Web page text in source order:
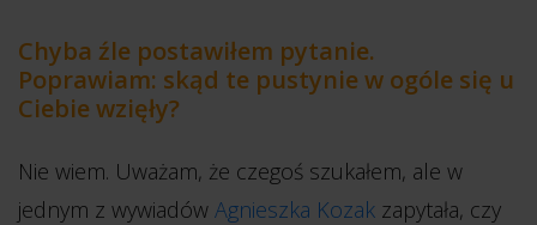
Chyba źle postawiłem pytanie.
Poprawiam: skąd te pustynie w ogóle się u
Ciebie wzięły?
Nie wiem. Uważam, że czegoś szukałem, ale w
jednym z wywiadów Agnieszka Kozak zapytała, czy